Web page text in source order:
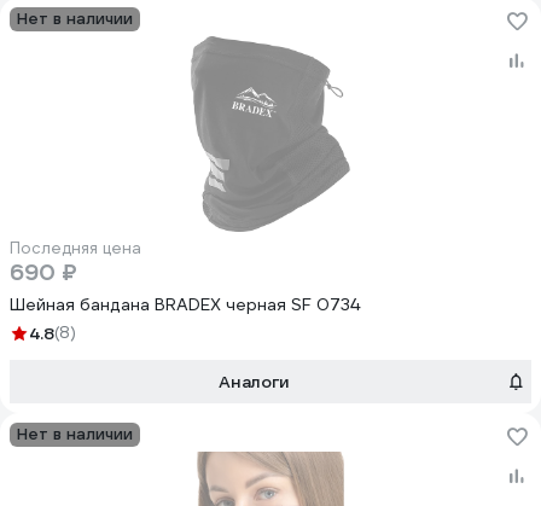
Нет в наличии
Последняя цена
690 ₽
Шейная бандана BRADEX черная SF 0734
4.8(8)
Аналоги
Нет в наличии